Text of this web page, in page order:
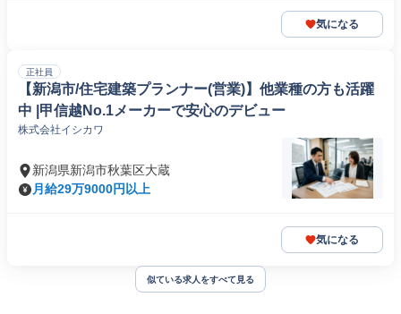
気になる
正社員
【新潟市/住宅建築プランナー(営業)】他業種の方も活躍
中 |甲信越No.1メーカーで安心のデビュー
株式会社イシカワ
新潟県新潟市秋葉区大蔵
月給29万9000円以上
気になる
似ている求人をすべて見る